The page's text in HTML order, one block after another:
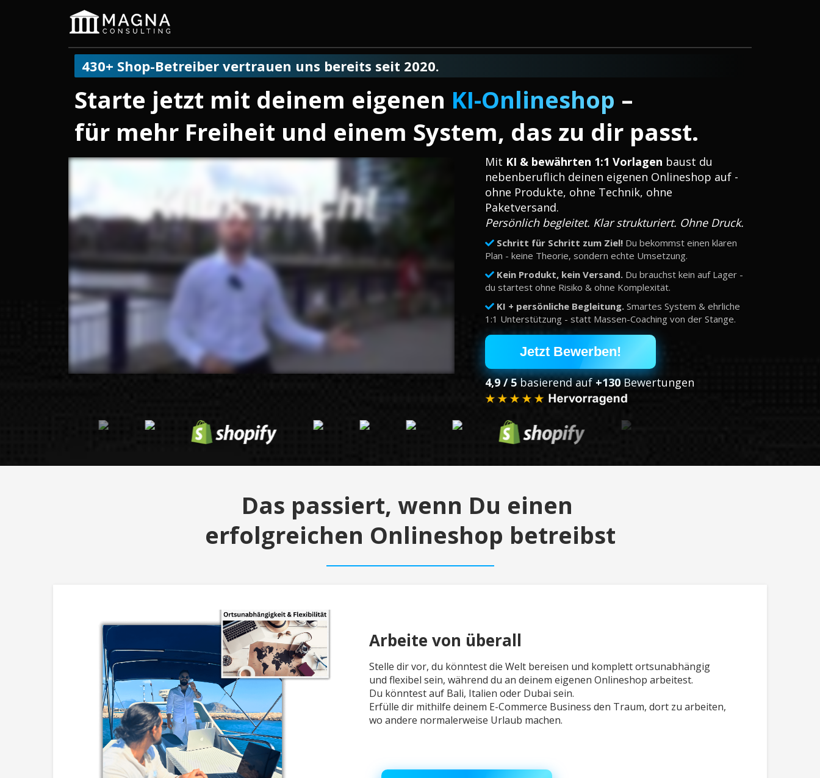
430+ Shop-Betreiber vertrauen uns bereits seit 2020.
Starte jetzt mit deinem eigenen KI-Onlineshop –
für mehr Freiheit und einem System, das zu dir passt.
Mit KI & bewährten 1:1 Vorlagen baust du
nebenberuflich deinen eigenen Onlineshop auf -
ohne Produkte, ohne Technik, ohne
Paketversand.
Persönlich begleitet. Klar strukturiert. Ohne Druck.
Schritt für Schritt zum Ziel! Du bekommst einen klaren
Plan - keine Theorie, sondern echte Umsetzung.
Kein Produkt, kein Versand.Du brauchst kein auf Lager -
du startest ohne Risiko & ohne Komplexität.
​K​I + persönliche Begleitung. Smartes System & ehrliche
1:1 Unterstützung - statt Massen-Coaching von der Stange.
Jetzt Bewerben!
4,9 / 5basierend auf+130Bewertungen
Das passiert, wenn Du einen
erfolgreichen Onlineshop betreibst
Arbeite von überall
Stelle dir vor, du könntest die Welt bereisen und komplett ortsunabhängig
und flexibel sein, während du an deinem eigenen Onlineshop arbeitest.
Du könntestauf Bali, Italien oder Dubai sein.
Erfülle dir mithilfe deinem E-Commerce Business den Traum, dort zu arbeiten,
wo andere normalerweise Urlaub machen.